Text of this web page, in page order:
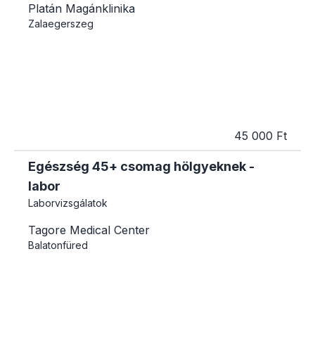
Platán Magánklinika
Zalaegerszeg
45 000 Ft
Egészség 45+ csomag hölgyeknek -
labor
Laborvizsgálatok
Tagore Medical Center
Balatonfüred